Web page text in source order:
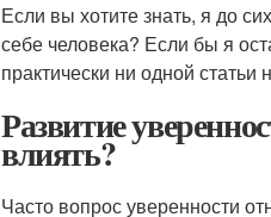
Если вы хотите знать, я до
себе человека? Если бы я
практически ни одной статьи
Развитие
влиять?
Часто вопрос уверенности